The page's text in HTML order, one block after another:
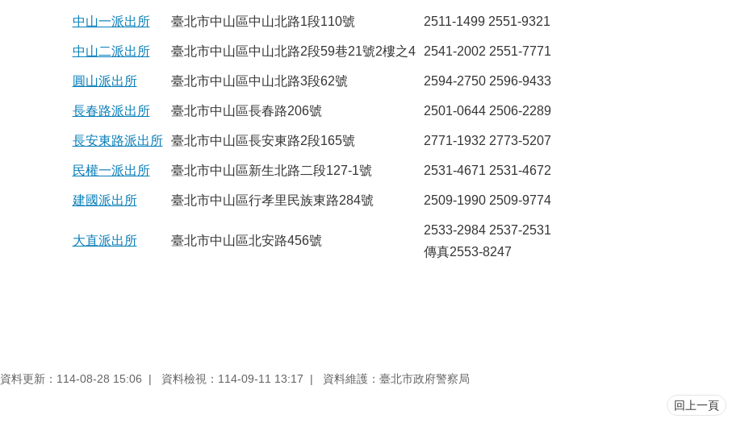
中山一派出所 臺北市中山區中山北路1段110號 2511-1499 2551-9321
中山二派出所 臺北市中山區中山北路2段59巷21號2樓之4 2541-2002 2551-7771
圓山派出所 臺北市中山區中山北路3段62號 2594-2750 2596-9433
長春路派出所 臺北市中山區長春路206號 2501-0644 2506-2289
長安東路派出所 臺北市中山區長安東路2段165號 2771-1932 2773-5207
民權一派出所 臺北市中山區新生北路二段127-1號 2531-4671 2531-4672
建國派出所 臺北市中山區行孝里民族東路284號 2509-1990 2509-9774
大直派出所 臺北市中山區北安路456號
2533-2984 2537-2531
傳真2553-8247
資料更新：114-08-28 15:06 資料檢視：114-09-11 13:17 資料維護：臺北市政府警察局
回上一頁